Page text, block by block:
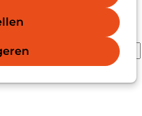
al hebt ontvangen